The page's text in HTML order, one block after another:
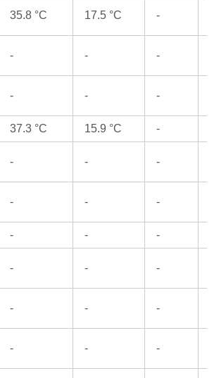
35.8 °C 17.5 °C -
- - -
- - -
37.3 °C 15.9 °C -
- - -
- - -
- - -
- - -
- - -
- - -